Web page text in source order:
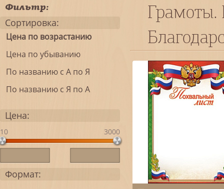
Фильтр:
Сортировка:
Цена по возрастанию
Цена по убыванию
По названию с А по Я
По названию с Я по А
Цена:
10 3000
Формат:
Грамоты.